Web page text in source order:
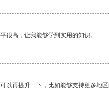
很高，让我能够学到实用的知识。
以再提升一下，比如能够支持更多地区